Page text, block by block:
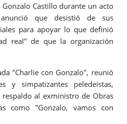
Castillo durante un acto
que desistió de sus
para apoyar lo que definió
real" de que la organización
"Charlie con Gonzalo", reunió
y simpatizantes peledeístas,
al exministro de Obras
como "Gonzalo, vamos con